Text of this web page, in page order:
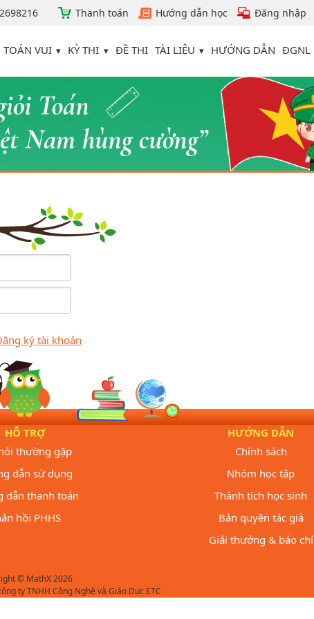
Thanh toán Hướng dẫn học Đăng nhập
TOÁN VUI KỲ THI ĐỀ THI TÀI LIỆU HƯỚNG DẪN ĐGNL
ký tài khoản
HỖ TRỢ
thường gặp
dẫn sử dụng
dẫn thanh toán
hồi PHHS
HƯỚNG DẪN
Chính sách
Nhóm học tập
Thành tích học sinh
Bản quyền tác giả
Giải thưởng & báo chí
© MathX 2026
ty TNHH Công Nghệ và Giáo Dục ETC